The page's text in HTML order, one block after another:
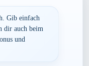
Gib einfach
dir auch beim
und